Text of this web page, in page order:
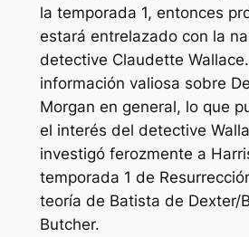
la temporada 1, entonces
estará entrelazado con la
detective Claudette
información valiosa sobre
Morgan en general, lo que
el interés del detective
investigó ferozmente a
temporada 1 de
teoría de Batista de Dexter/
Butcher.